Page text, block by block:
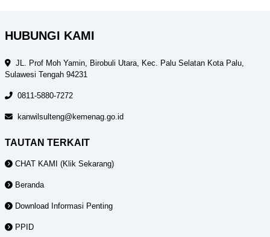
HUBUNGI KAMI
JL. Prof Moh Yamin, Birobuli Utara, Kec. Palu Selatan Kota Palu,
Sulawesi Tengah 94231
0811-5880-7272
kanwilsulteng@kemenag.go.id
TAUTAN TERKAIT
CHAT KAMI (Klik Sekarang)
Beranda
Download Informasi Penting
PPID